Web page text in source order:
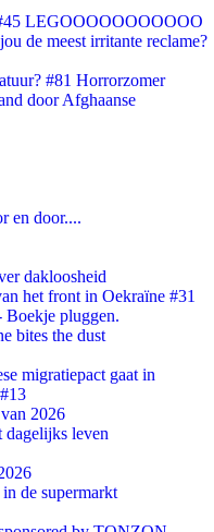
LEGOOOOOOOOOOO
de meest irritante reclame?
#81 Horrorzomer
door Afghaanse
en door....
dakloosheid
het front in Oekraïne #31
Boekje pluggen.
bites the dust
migratiepact gaat in
2026
leven
de supermarkt